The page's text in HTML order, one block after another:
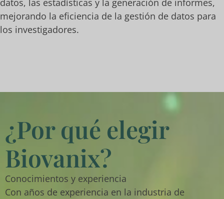
mejorando la eficiencia de la gestión de datos para
los investigadores.
¿Por qué elegir
Biovanix?
Conocimientos y experiencia
Con años de experiencia en la industria de